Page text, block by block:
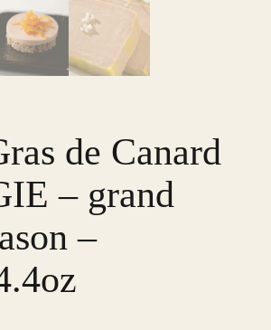
de Canard
– grand
–